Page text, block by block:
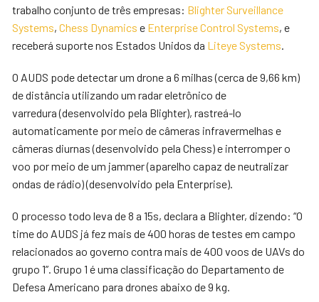
trabalho conjunto de três empresas: Blighter Surveillance
Systems,Chess Dynamics e Enterprise Control Systems, e
receberá suporte nos Estados Unidos da Liteye Systems.
O AUDS pode detectar um drone a 6 milhas (cerca de 9,66 km)
de distância utilizando um radar eletrônico de
varredura (desenvolvido pela Blighter), rastreá-lo
automaticamente por meio de câmeras infravermelhas e
câmeras diurnas (desenvolvido pela Chess) e interromper o
voo por meio de um jammer (aparelho capaz de neutralizar
ondas de rádio) (desenvolvido pela Enterprise).
O processo todo leva de 8 a 15s, declara a Blighter, dizendo: “O
time do AUDS já fez mais de 400 horas de testes em campo
relacionados ao governo contra mais de 400 voos de UAVs do
grupo 1”. Grupo 1 é uma classificação do Departamento de
Defesa Americano para drones abaixo de 9 kg.